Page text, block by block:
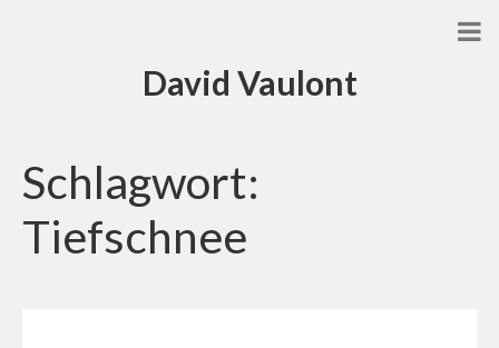
David Vaulont
Schlagwort:
Tiefschnee